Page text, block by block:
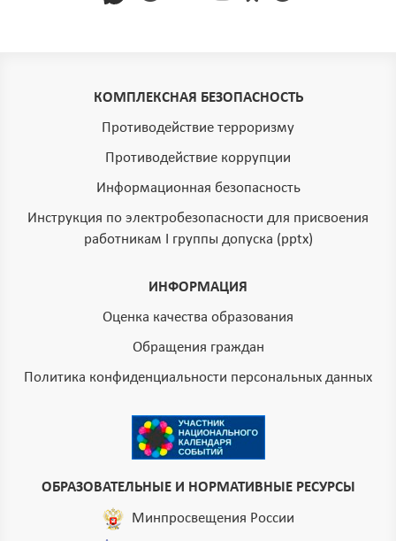
КОМПЛЕКСНАЯ БЕЗОПАСНОСТЬ
Противодействие терроризму
Противодействие коррупции
Информационная безопасность
Инструкция по электробезопасности для присвоения
работникам I группы допуска (pptx)
ИНФОРМАЦИЯ
Оценка качества образования
Обращения граждан
Политика конфиденциальности персональных данных
ОБРАЗОВАТЕЛЬНЫЕ И НОРМАТИВНЫЕ РЕСУРСЫ
Минпросвещения России